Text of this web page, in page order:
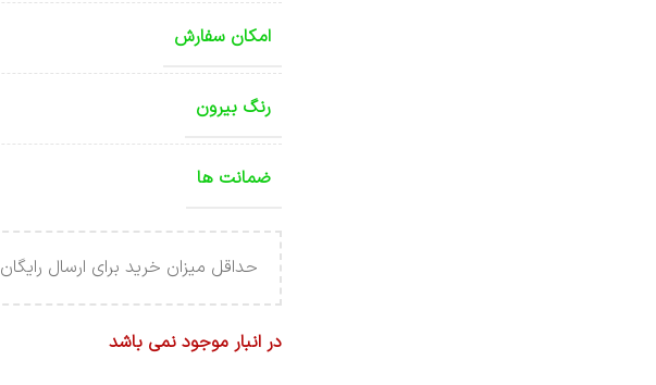
امکان سفارش
رنگ بیرون
ضمانت ها
حداقل میزان خرید برای ارسال رایگان 4.000.000 تومان می باشد .
در انبار موجود نمی باشد